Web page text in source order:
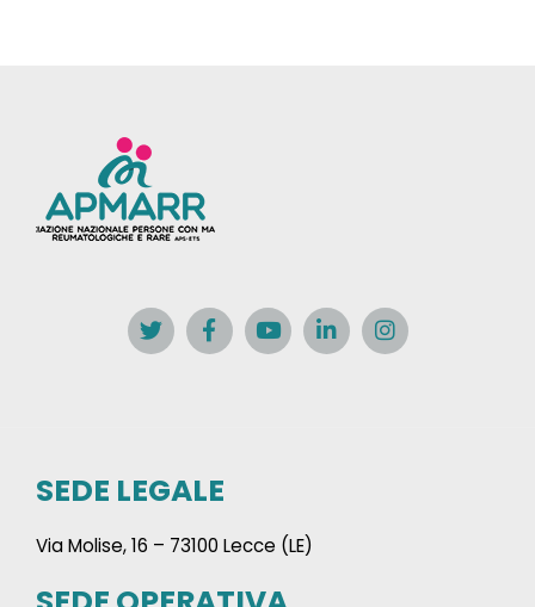
SEDE LEGALE
Via Molise, 16 – 73100 Lecce (LE)